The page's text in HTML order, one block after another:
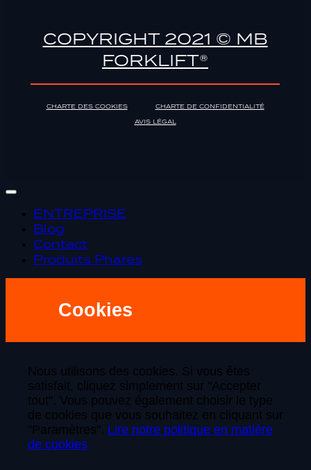
COPYRIGHT 2021 © MB
FORKLIFT®
CHARTE DES COOKIES
CHARTE DE CONFIDENTIALITÉ
AVIS LÉGAL
ENTREPRISE
Blog
Contact
Produits Phares
Cookies
Nous utilisons des cookies. Si vous êtes
satisfait, cliquez simplement sur "Accepter
tout". Vous pouvez également choisir le type
de cookies que vous souhaitez en cliquant sur
"Paramètres". Lire notre politique en matière
de cookies